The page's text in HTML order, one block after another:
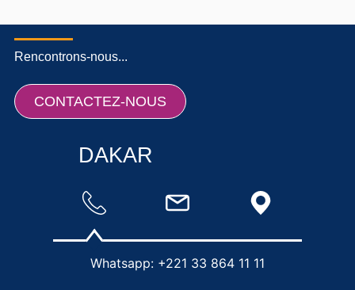
Rencontrons-nous...
CONTACTEZ-NOUS
DAKAR
Whatsapp: +221 33 864 11 11